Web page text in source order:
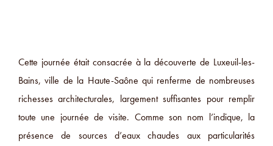
Cette journée était consacrée à la découverte de Luxeuil-les-
Bains, ville de la Haute-Saône qui renferme de nombreuses
richesses architecturales, largement suffisantes pour remplir
toute une journée de visite. Comme son nom l’indique, la
présence de sources d’eaux chaudes aux particularités